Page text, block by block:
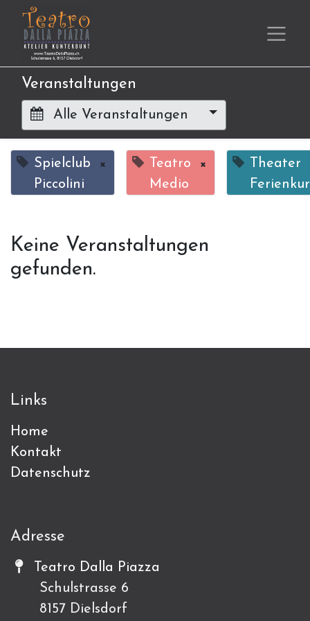
Veranstaltungen
Alle Veranstaltungen
Spielclub
Piccolini
×
Teatro
Medio
×
Theater
Keine Veranstaltungen
gefunden.
Links
Home
Kontakt
Datenschutz
Adresse
Teatro Dalla Piazza
Schulstrasse 6
8157 Dielsdorf